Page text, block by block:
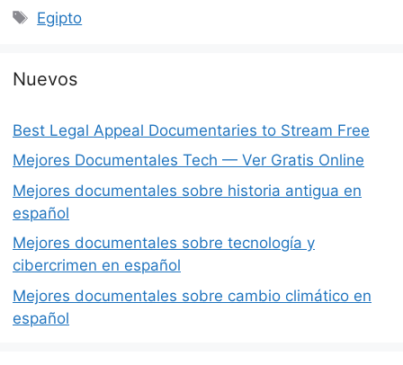
Etiquetas
Egipto
Nuevos
Best Legal Appeal Documentaries to Stream Free
Mejores Documentales Tech — Ver Gratis Online
Mejores documentales sobre historia antigua en
español
Mejores documentales sobre tecnología y
cibercrimen en español
Mejores documentales sobre cambio climático en
español